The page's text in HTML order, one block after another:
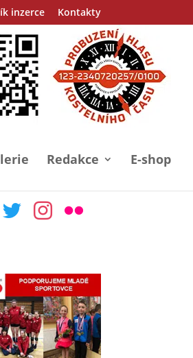
inzerce Kontakty
Redakce E-shop
twitter instagram
flickr